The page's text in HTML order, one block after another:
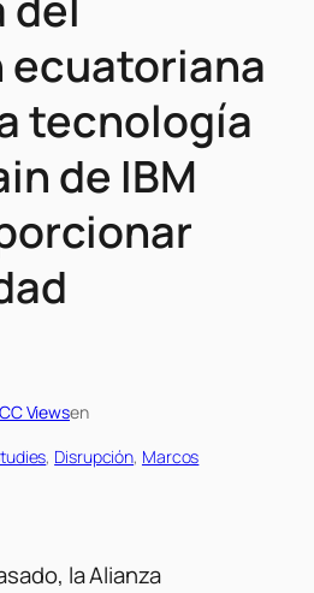
ecuatoriana
tecnología
de IBM
Viewsen
, Disrupción, Marcos
la Alianza